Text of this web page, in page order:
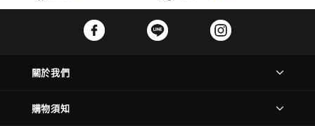
關於我們
購物須知